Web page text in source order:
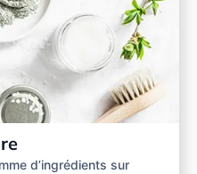
d’ingrédients sur